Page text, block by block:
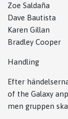
Zoe Saldaña
Dave Bautista
Karen Gillan
Bradley Cooper
Handling
Efter
of the Galaxy
men gruppen